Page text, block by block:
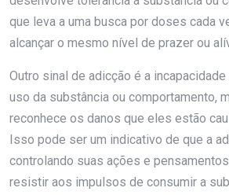
que leva a uma busca por doses cada
alcançar o mesmo nível de prazer ou
Outro sinal de adicção é a
uso da substância ou comportamento,
reconhece os danos que eles estão
Isso pode ser um indicativo de que a
controlando suas ações e
resistir aos impulsos de consumir a